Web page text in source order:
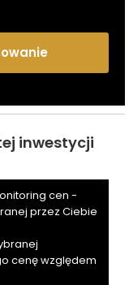
inwestycji
cen -
przez Ciebie
cenę względem